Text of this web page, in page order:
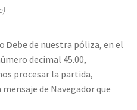
Debede nuestra póliza, en el
decimal 45.00,
procesar la partida,
de Navegador que